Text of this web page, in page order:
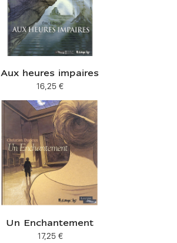
Aux heures impaires
Prix ​​actuel
16,25 €
Un Enchantement
17,25 €